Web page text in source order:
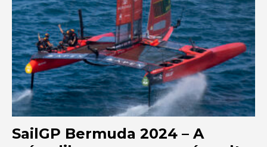
SailGP Bermuda 2024 – A